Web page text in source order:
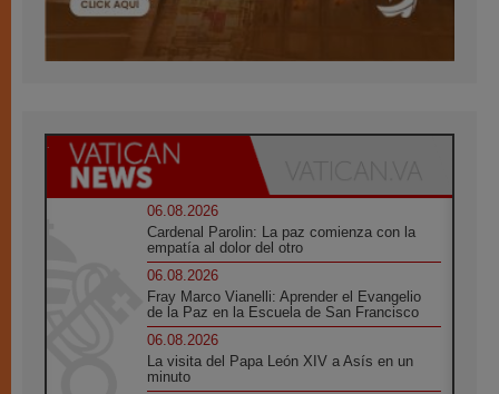
06.08.2026
Cardenal Parolin: La paz comienza con la
empatía al dolor del otro
06.08.2026
Fray Marco Vianelli: Aprender el Evangelio
de la Paz en la Escuela de San Francisco
06.08.2026
La visita del Papa León XIV a Asís en un
minuto